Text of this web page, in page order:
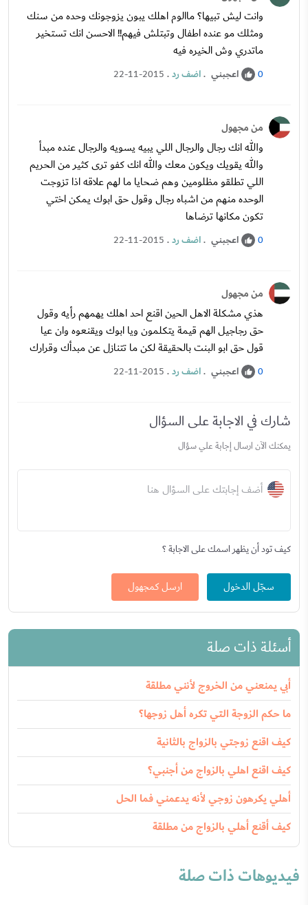
وانت ليش تبيها؟ ماالوم اهلك يبون يزوجونك وحده من سنك
ومثلك مو عنده اطفال وتبتلش فيهم!! الاحسن انك تستخير
ماتدري وش الخيره فيه
0 اعجبني .اضف رد.
22-11-2015
من مجهول
والله انك رجال والرجال اللي يبيه يسويه والرجال عنده مبدأ
والله يقويك ويكون معك والله انك كفو ترى كثير من الحريم
اللي تطلقو مظلومين وهم ضحايا ما لهم علاقه اذا تزوجت
الوحده منهم من اشباه رجال وقول حق ابوك يمكن اختي
تكون مكانها ترضاها
0 اعجبني .اضف رد.
22-11-2015
من مجهول
هذي مشكلة الاهل الحين اقنع احد اهلك يهمهم رأيه وقول
حق رجاجيل الهم قيمة يتكلمون ويا ابوك ويقنعوه وان عيا
قول حق ابو البنت بالحقيقة لكن ما تتنازل عن مبدأك وقرارك
0 اعجبني .اضف رد.
22-11-2015
شارك في الاجابة على السؤال
يمكنك الآن ارسال إجابة علي سؤال
أضف إجابتك على السؤال هنا
كيف تود أن يظهر اسمك على الاجابة ؟
سجّل الدخول ارسل كمجهول
أسئلة ذات صلة
أبي يمنعني من الخروج لأنني مطلقة
ما حكم الزوجة التي تكره أهل زوجها؟
كيف اقنع زوجتي بالزواج بالثانية
كيف اقنع اهلي بالزواج من أجنبي؟
أهلي يكرهون زوجي لأنه يدعمني فما الحل
كيف أقنع أهلي بالزواج من مطلقة
فيديوهات ذات صلة